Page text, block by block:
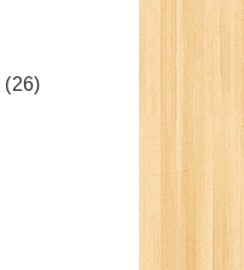
(26)